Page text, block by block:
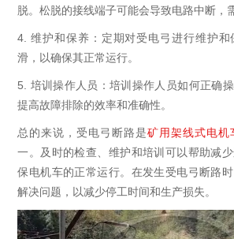
脱。松脱的接线端子可能会导致电路中断，
4.维护和保养：定期对受电弓进行维护和
滑，以确保其正常运行。
5. 培训操作人员：培训操作人员如何正确
提高故障排除的效率和准确性。
总的来说，受电弓断路是矿用架线式电机
一。及时的检查、维护和培训可以帮助减
保电机车的正常运行。在发生受电弓断路
解决问题，以减少停工时间和生产损失。